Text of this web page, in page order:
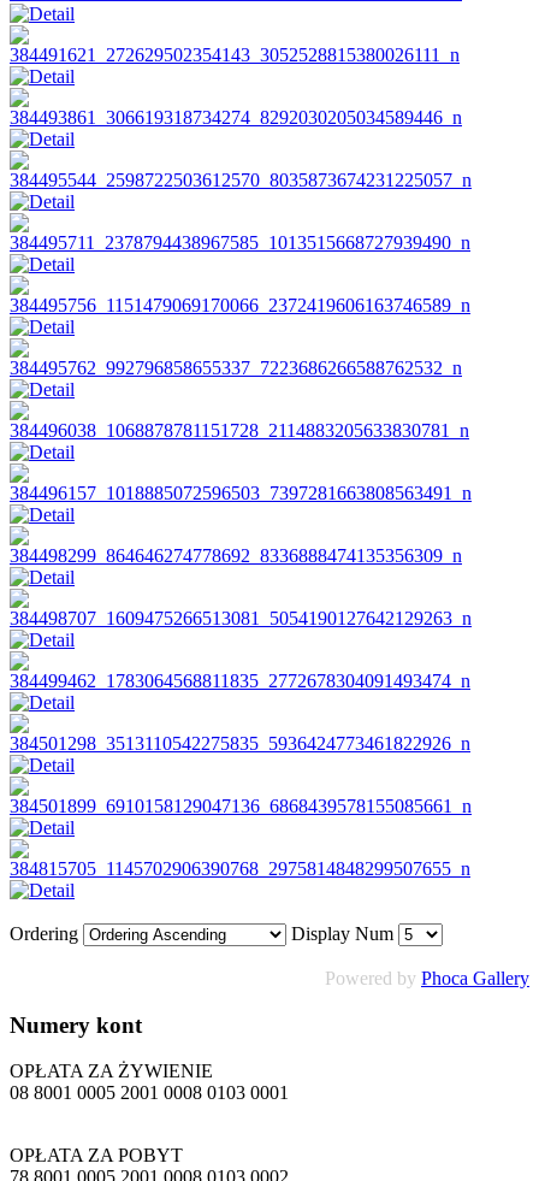
Ordering Display Num
Powered by Phoca Gallery
Numery kont
OPŁATA ZA ŻYWIENIE
08 8001 0005 2001 0008 0103 0001
OPŁATA ZA POBYT